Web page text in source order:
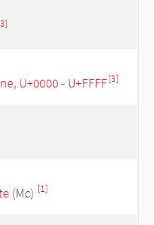
U+0000 - U+FFFF[3]
(Mc) [1]